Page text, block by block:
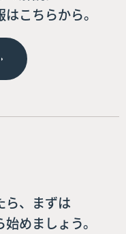
こちらから。
ら、まずは
めましょう。